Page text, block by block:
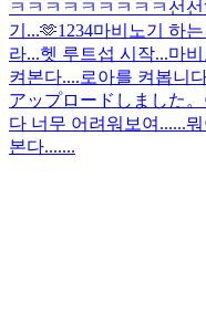
ㅋㅋㅋㅋㅋㅋㅋㅋㅋ 선
기...🫶1234마비노기 하
라...헷 루트섭 시작...마
켜본다....로아를 켜봅니
アップロードしました。
다 너무 어려워보여......
본다.......